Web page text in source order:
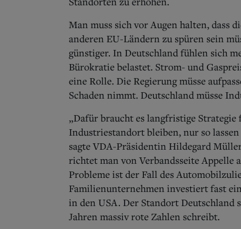
Man muss sich vor Augen halten, dass
anderen EU-Ländern zu spüren sein
günstiger. In Deutschland fühlen sich
Bürokratie belastet. Strom- und
eine Rolle. Die Regierung müsse
Schaden nimmt. Deutschland müsse
„Dafür braucht es langfristige
Industriestandort bleiben, nur so
sagte VDA-Präsidentin Hildegard
richtet man von Verbandsseite Appelle
Probleme ist der Fall des
Familienunternehmen investiert fast
in den USA. Der Standort Deutschland
Jahren massiv rote Zahlen schreibt.